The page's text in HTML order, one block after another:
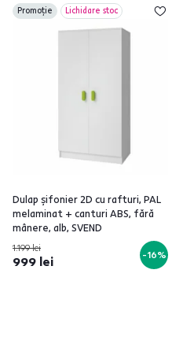
Promoție Lichidare stoc
Dulap şifonier 2D cu rafturi, PAL
melaminat + canturi ABS, fără
mânere, alb, SVEND
1.199 lei
999 lei -16%